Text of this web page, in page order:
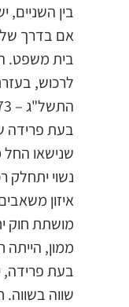
בין
אם בדרך של
בית משפט.
לרכוש,
בעת פרידה
נשוי
איזון
מושתת חוק
ממון,
בעת פרידה,
שווה בשווה.